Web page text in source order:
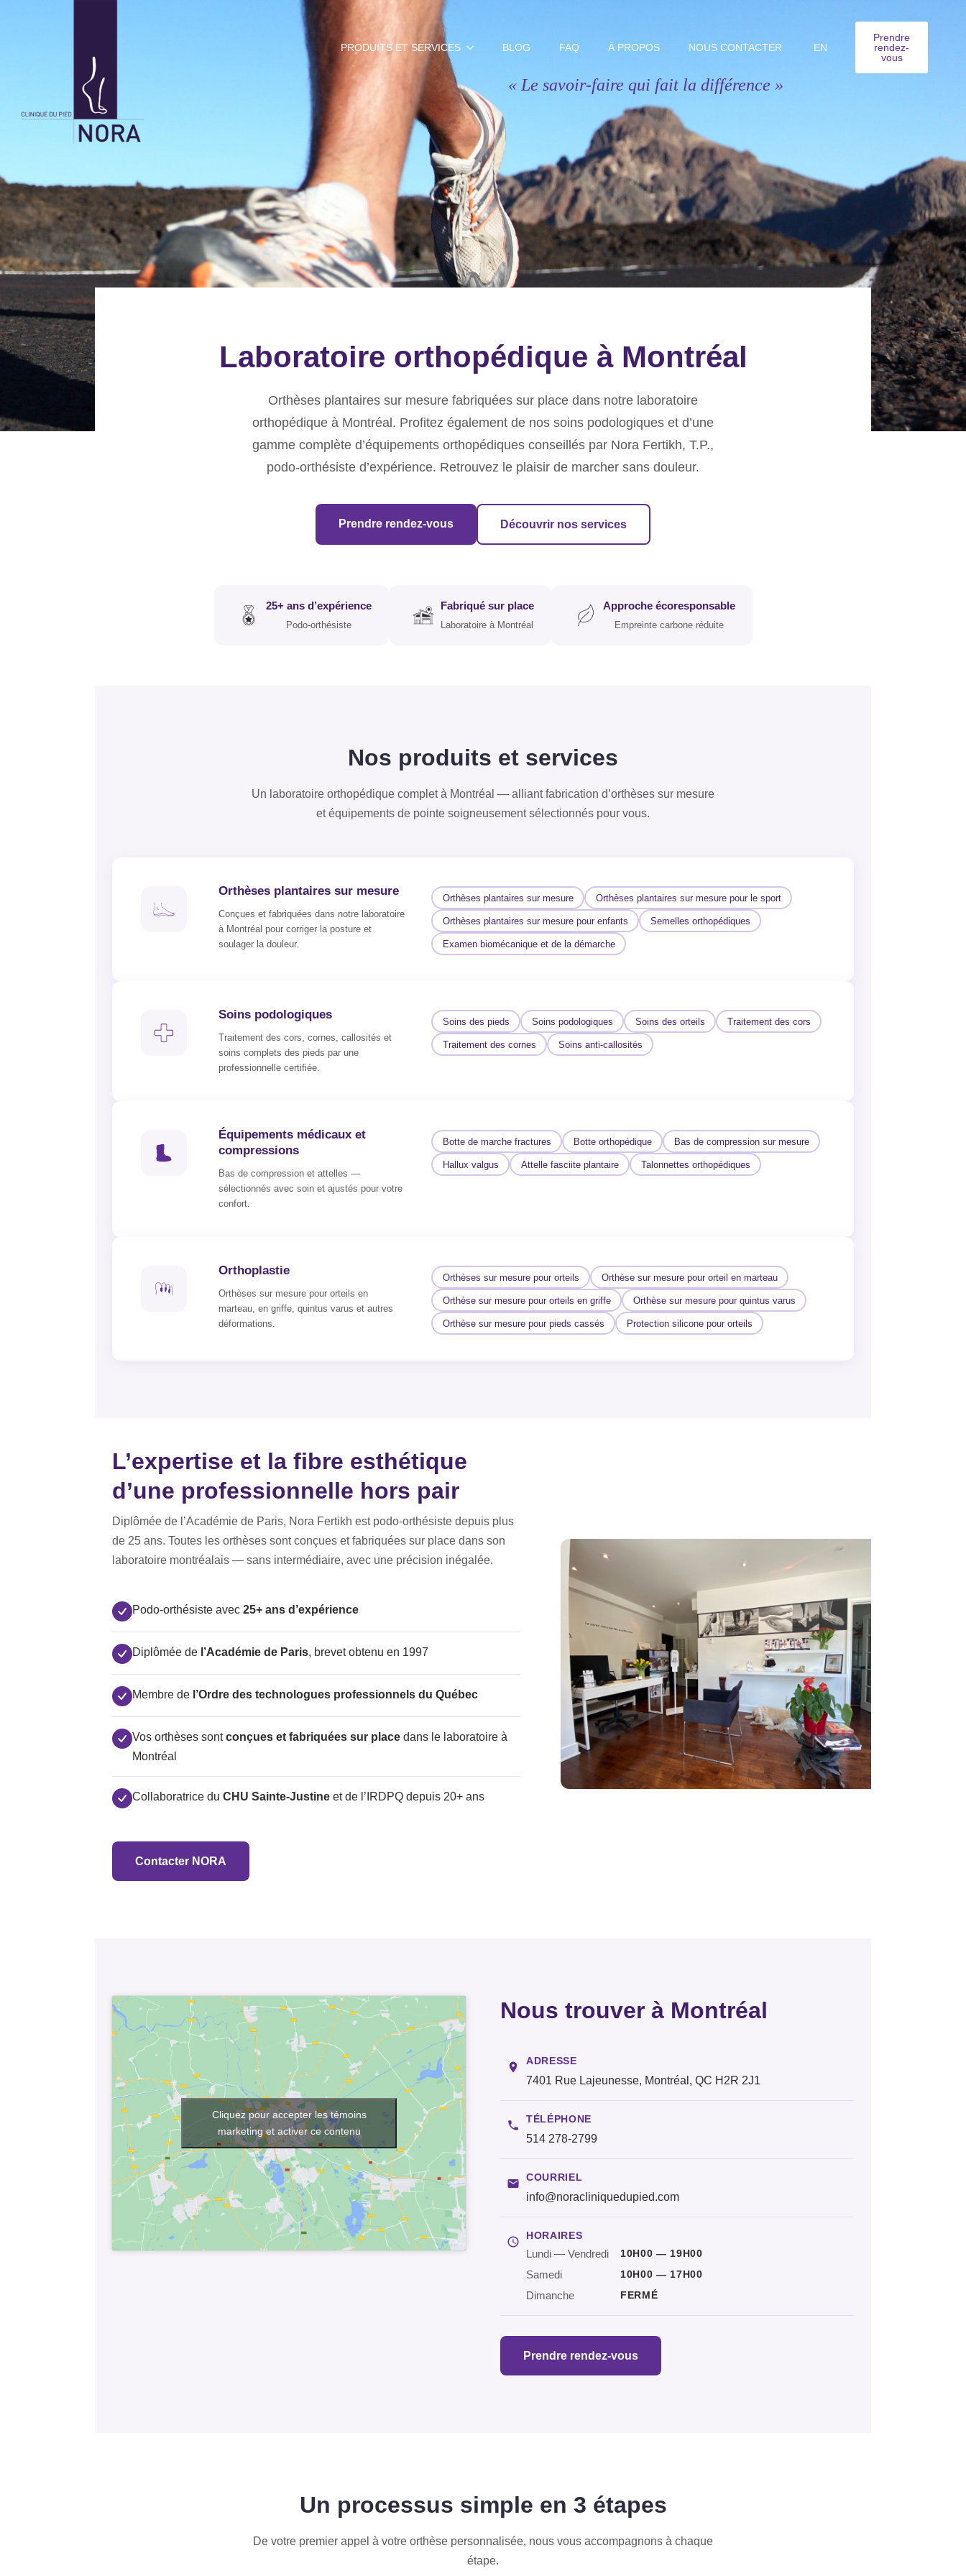
PRODUITS ET SERVICES BLOG FAQ À PROPOS NOUS CONTACTER EN
Prendre
rendez-
vous
« Le savoir-faire qui fait la différence »
Laboratoire orthopédique à Montréal
Orthèses plantaires sur mesure fabriquées sur place dans notre laboratoire
orthopédique à Montréal. Profitez également de nos soins podologiques et d’une
gamme complète d’équipements orthopédiques conseillés par Nora Fertikh, T.P.,
podo-orthésiste d’expérience. Retrouvez le plaisir de marcher sans douleur.
Prendre rendez-vous Découvrir nos services
25+ ans d’expérience
Podo-orthésiste
Fabriqué sur place
Laboratoire à Montréal
Approche écoresponsable
Empreinte carbone réduite
Nos produits et services
Un laboratoire orthopédique complet à Montréal — alliant fabrication d’orthèses sur mesure
et équipements de pointe soigneusement sélectionnés pour vous.
Orthèses plantaires sur mesure
Conçues et fabriquées dans notre laboratoire
à Montréal pour corriger la posture et
soulager la douleur.
Orthèses plantaires sur mesure Orthèses plantaires sur mesure pour le sport
Orthèses plantaires sur mesure pour enfants Semelles orthopédiques
Examen biomécanique et de la démarche
Soins podologiques
Traitement des cors, cornes, callosités et
soins complets des pieds par une
professionnelle certifiée.
Soins des pieds Soins podologiques Soins des orteils Traitement des cors
Traitement des cornes Soins anti-callosités
Équipements médicaux et
compressions
Bas de compression et attelles —
sélectionnés avec soin et ajustés pour votre
confort.
Botte de marche fractures Botte orthopédique Bas de compression sur mesure
Hallux valgus Attelle fasciite plantaire Talonnettes orthopédiques
Orthoplastie
Orthèses sur mesure pour orteils en
marteau, en griffe, quintus varus et autres
déformations.
Orthèses sur mesure pour orteils Orthèse sur mesure pour orteil en marteau
Orthèse sur mesure pour orteils en griffe Orthèse sur mesure pour quintus varus
Orthèse sur mesure pour pieds cassés Protection silicone pour orteils
L’expertise et la fibre esthétique
d’une professionnelle hors pair
Diplômée de l’Académie de Paris, Nora Fertikh est podo-orthésiste depuis plus
de 25 ans. Toutes les orthèses sont conçues et fabriquées sur place dans son
laboratoire montréalais — sans intermédiaire, avec une précision inégalée.
Podo-orthésiste avec 25+ ans d’expérience
Diplômée de l’Académie de Paris, brevet obtenu en 1997
Membre de l’Ordre des technologues professionnels du Québec
Vos orthèses sontconçues et fabriquées sur place dans le laboratoire à
Montréal
Collaboratrice du CHU Sainte-Justine et de l’IRDPQ depuis 20+ ans
Contacter NORA
Cliquez pour accepter les témoins
marketing et activer ce contenu
Nous trouver à Montréal
ADRESSE
7401 Rue Lajeunesse, Montréal, QC H2R 2J1
TÉLÉPHONE
514 278-2799
COURRIEL
info@noracliniquedupied.com
HORAIRES
Lundi — Vendredi 10H00 — 19H00
Samedi 10H00 — 17H00
Dimanche FERMÉ
Prendre rendez-vous
Un processus simple en 3 étapes
De votre premier appel à votre orthèse personnalisée, nous vous accompagnons à chaque
étape.